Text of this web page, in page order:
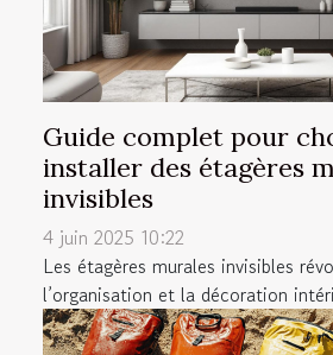
Guide complet pour
installer des étagères
invisibles
4 juin 2025 10:22
Les étagères murales invisibles
l’organisation et la décoration